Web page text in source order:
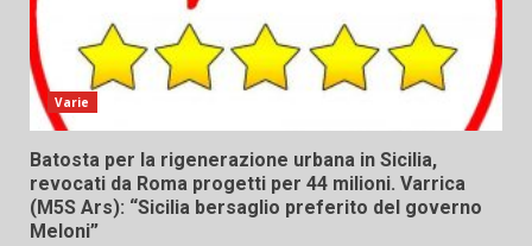
Varie
Batosta per la rigenerazione urbana in Sicilia,
revocati da Roma progetti per 44 milioni. Varrica
(M5S Ars): “Sicilia bersaglio preferito del governo
Meloni”